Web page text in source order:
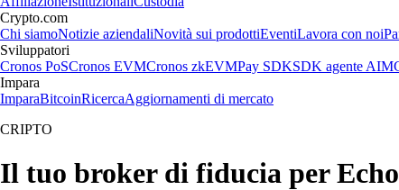
Crypto.com
Chi siamoNotizie aziendaliNovità sui prodottiEventiLavora con noi
Sviluppatori
Cronos PoSCronos EVMCronos zkEVMPay SDKSDK agente AI
Impara
ImparaBitcoinRicercaAggiornamenti di mercato
CRIPTO
Il tuo broker di fiducia per